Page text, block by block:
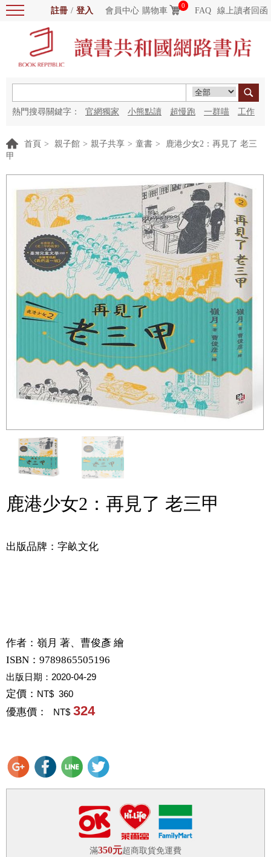
註冊 / 登入 會員中心 購物車
0
FAQ 線上讀者回函
熱門搜尋關鍵字： 官網獨家 小熊點讀 超慢跑 一群喵 工作
首頁 > 親子館 > 親子共享 > 童書 >
鹿港少女2：再見了 老三
甲
鹿港少女2：再見了 老三甲
出版品牌：字畝文化
作者： 嶺月 著、曹俊彥 繪
ISBN：9789865505196
出版日期： 2020-04-29
定價： NT$ 360
優惠價： NT$ 324
滿350元超商取貨免運費